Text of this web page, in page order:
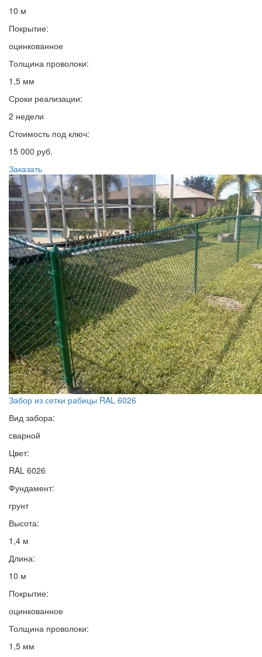
10 м
Покрытие:
оцинкованное
Толщина проволоки:
1,5 мм
Сроки реализации:
2 недели
Стоимость под ключ:
15 000 руб.
Заказать
Забор из сетки рабицы RAL 6026
Вид забора:
сварной
Цвет:
RAL 6026
Фундамент:
грунт
Высота:
1,4 м
Длина:
10 м
Покрытие:
оцинкованное
Толщина проволоки:
1,5 мм